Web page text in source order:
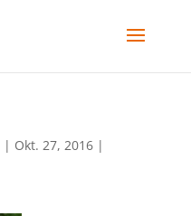
| Okt. 27, 2016|